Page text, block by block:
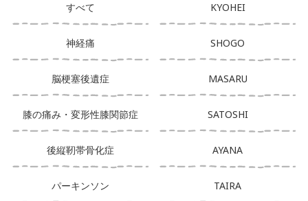
すべて
神経痛
脳梗塞後遺症
膝の痛み・変形性膝関節症
後縦靭帯骨化症
パーキンソン
KYOHEI
SHOGO
MASARU
SATOSHI
AYANA
TAIRA